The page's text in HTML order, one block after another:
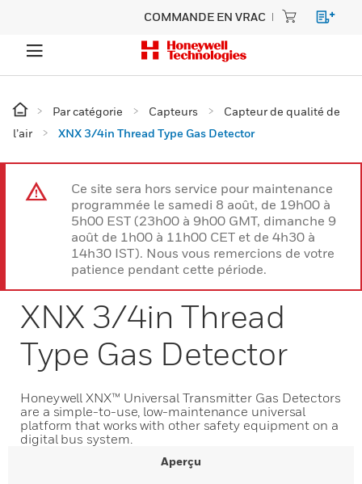
COMMANDE EN VRAC
Par catégorie Capteurs
Capteur de qualité de
l’air
XNX 3/4in Thread Type Gas Detector
Ce site sera hors service pour maintenance
programmée le samedi 8 août, de 19h00 à
5h00 EST (23h00 à 9h00 GMT, dimanche 9
août de 1h00 à 11h00 CET et de 4h30 à
14h30 IST). Nous vous remercions de votre
patience pendant cette période.
XNX 3/4in Thread
Type Gas Detector
Honeywell XNX™ Universal Transmitter Gas Detectors
are a simple-to-use, low-maintenance universal
platform that works with other safety equipment on a
digital bus system.
Aperçu